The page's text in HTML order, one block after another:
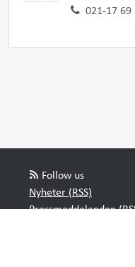
021-17 69
Follow us
Nyheter (RSS)
Pressmeddelanden